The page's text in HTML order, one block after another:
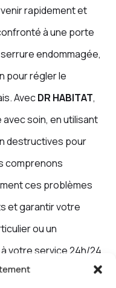
rapidement et
à une porte
endommagée,
pour régler le
AvecDR HABITAT,
soin, en utilisant
destructives pour
comprenons
ces problèmes
et garantir votre
ou un
votre service 24h/24